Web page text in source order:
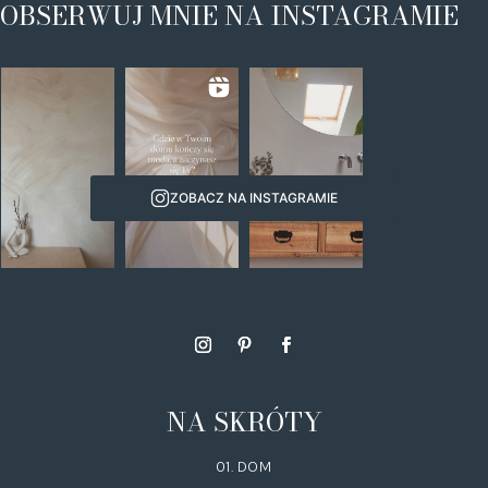
OBSERWUJ MNIE NA INSTAGRAMIE
ZOBACZ NA INSTAGRAMIE
NA SKRÓTY
01. DOM